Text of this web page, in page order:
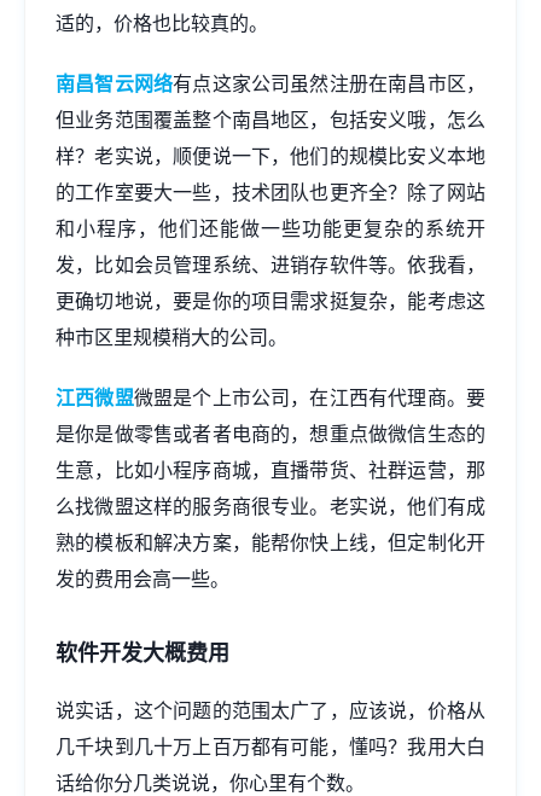
适的，价格也比较真的。
南昌智云网络有点这家公司虽然注册在南昌市区，
但业务范围覆盖整个南昌地区，包括安义哦，怎么
样？老实说，顺便说一下，他们的规模比安义本地
的工作室要大一些，技术团队也更齐全？除了网站
和小程序，他们还能做一些功能更复杂的系统开
发，比如会员管理系统、进销存软件等。依我看，
更确切地说，要是你的项目需求挺复杂，能考虑这
种市区里规模稍大的公司。
江西微盟微盟是个上市公司，在江西有代理商。要
是你是做零售或者者电商的，想重点做微信生态的
生意，比如小程序商城，直播带货、社群运营，那
么找微盟这样的服务商很专业。老实说，他们有成
熟的模板和解决方案，能帮你快上线，但定制化开
发的费用会高一些。
软件开发大概费用
说实话，这个问题的范围太广了，应该说，价格从
几千块到几十万上百万都有可能，懂吗？我用大白
话给你分几类说说，你心里有个数。